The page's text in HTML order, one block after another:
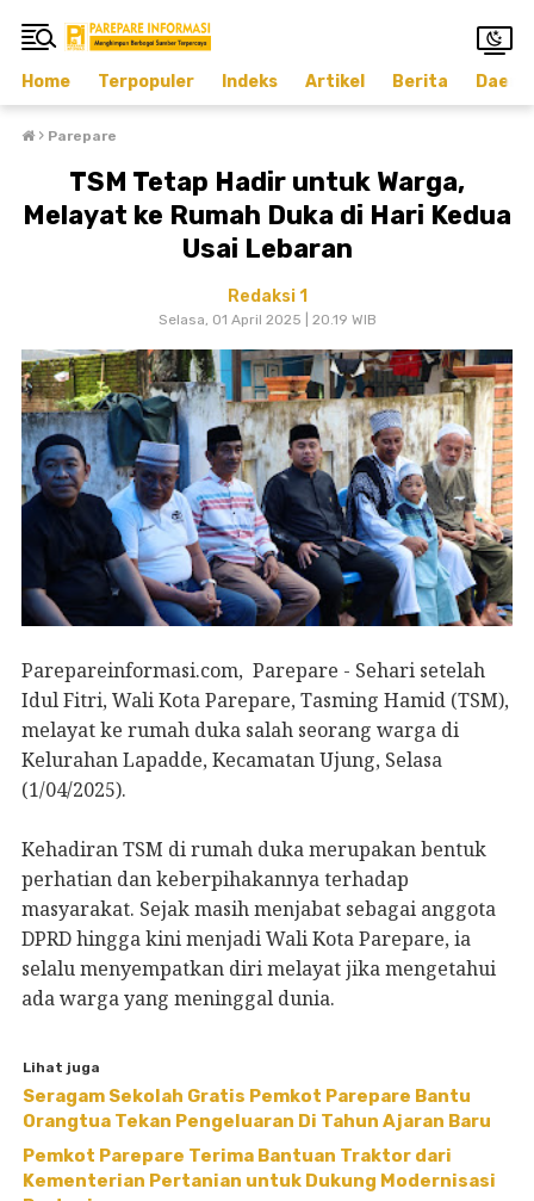
Home Terpopuler Indeks Artikel Berita
› Parepare
TSM Tetap Hadir untuk Warga,
Melayat ke Rumah Duka di Hari Kedua
Usai Lebaran
Redaksi 1
Selasa, 01 April 2025 | 20.19 WIB
Parepareinformasi.com, Parepare - Sehari setelah
Idul Fitri, Wali Kota Parepare, Tasming Hamid (TSM),
melayat ke rumah duka salah seorang warga di
Kelurahan Lapadde, Kecamatan Ujung, Selasa
(1/04/2025).
Kehadiran TSM di rumah duka merupakan bentuk
perhatian dan keberpihakannya terhadap
masyarakat. Sejak masih menjabat sebagai anggota
DPRD hingga kini menjadi Wali Kota Parepare, ia
selalu menyempatkan diri melayat jika mengetahui
ada warga yang meninggal dunia.
Lihat juga
Seragam Sekolah Gratis Pemkot Parepare Bantu
Orangtua Tekan Pengeluaran Di Tahun Ajaran Baru
Pemkot Parepare Terima Bantuan Traktor dari
Kementerian Pertanian untuk Dukung Modernisasi